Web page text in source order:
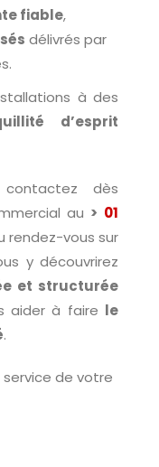
fiable,
délivrés par
à des
d’esprit
dès
au > 01
rendez-vous sur
y découvrirez
et structurée
aider à faire le
.
de votre